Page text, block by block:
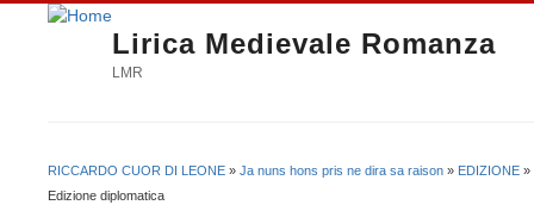
Lirica Medievale Romanza
LMR
Tu sei qui
RICCARDO CUOR DI LEONE » Ja nuns hons pris ne dira sa raison » EDIZIONE »
Edizione diplomatica